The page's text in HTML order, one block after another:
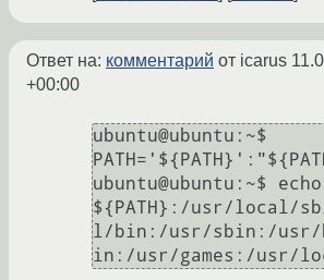
Ответ на: комментарий от icarus
+00:00
ubuntu@ubuntu:~$
ubuntu@ubuntu:~$ echo
${PATH}:/usr/local/
l/bin:/usr/sbin:/